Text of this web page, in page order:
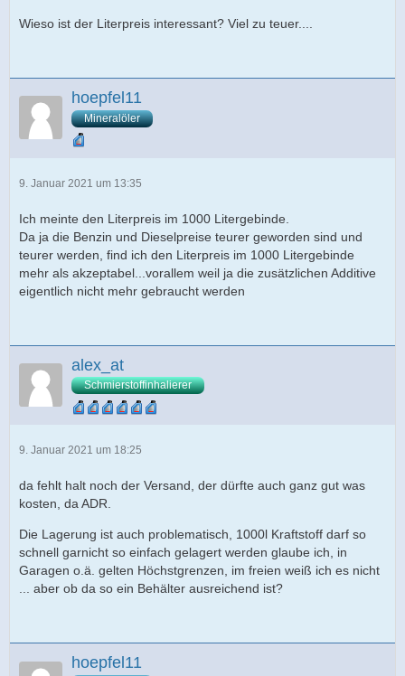
Wieso ist der Literpreis interessant? Viel zu teuer....
hoepfel11
Mineralöler
9. Januar 2021 um 13:35
Ich meinte den Literpreis im 1000 Litergebinde.
Da ja die Benzin und Dieselpreise teurer geworden sind und
teurer werden, find ich den Literpreis im 1000 Litergebinde
mehr als akzeptabel...vorallem weil ja die zusätzlichen Additive
eigentlich nicht mehr gebraucht werden
alex_at
Schmierstoffinhalierer
9. Januar 2021 um 18:25
da fehlt halt noch der Versand, der dürfte auch ganz gut was
kosten, da ADR.
Die Lagerung ist auch problematisch, 1000l Kraftstoff darf so
schnell garnicht so einfach gelagert werden glaube ich, in
Garagen o.ä. gelten Höchstgrenzen, im freien weiß ich es nicht
... aber ob da so ein Behälter ausreichend ist?
hoepfel11